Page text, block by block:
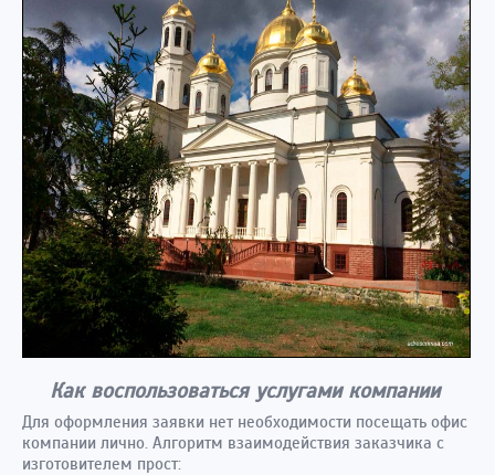
Как воспользоваться услугами компании
Для оформления заявки нет необходимости посещать офис
компании лично. Алгоритм взаимодействия заказчика с
изготовителем прост: